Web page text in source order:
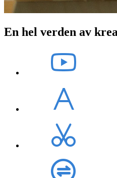
En hel verden av